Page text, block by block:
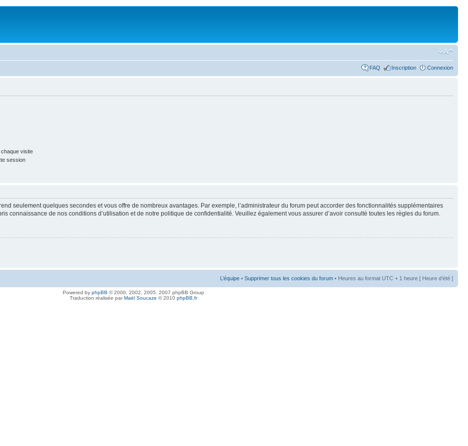
FAQ Inscription Connexion
visite
session
seulement quelques secondes et vous offre de nombreux avantages. Par exemple, l’administrateur du forum peut accorder des fonctionnalités supplémentaires
connaissance de nos conditions d’utilisation et de notre politique de confidentialité. Veuillez également vous assurer d’avoir consulté toutes les règles du forum.
L’équipe • Supprimer tous les cookies du forum • Heures au format UTC + 1 heure [ Heure d’été ]
Powered by phpBB © 2000, 2002, 2005, 2007 phpBB Group
Traduction réalisée parMaël Soucaze © 2010 phpBB.fr